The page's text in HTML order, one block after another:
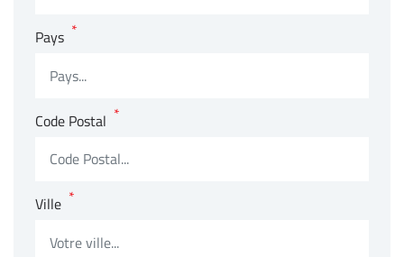
Pays *
Code Postal *
Ville *